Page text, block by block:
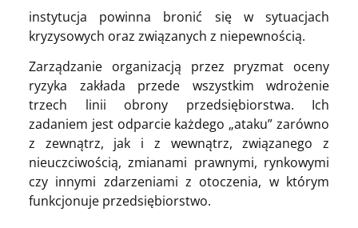
instytucja powinna bronić się w sytuacjach
kryzysowych oraz związanych z niepewnością.
Zarządzanie organizacją przez pryzmat oceny
ryzyka zakłada przede wszystkim wdrożenie
trzech linii obrony przedsiębiorstwa. Ich
zadaniem jest odparcie każdego „ataku” zarówno
z zewnątrz, jak i z wewnątrz, związanego z
nieuczciwością, zmianami prawnymi, rynkowymi
czy innymi zdarzeniami z otoczenia, w którym
funkcjonuje przedsiębiorstwo.